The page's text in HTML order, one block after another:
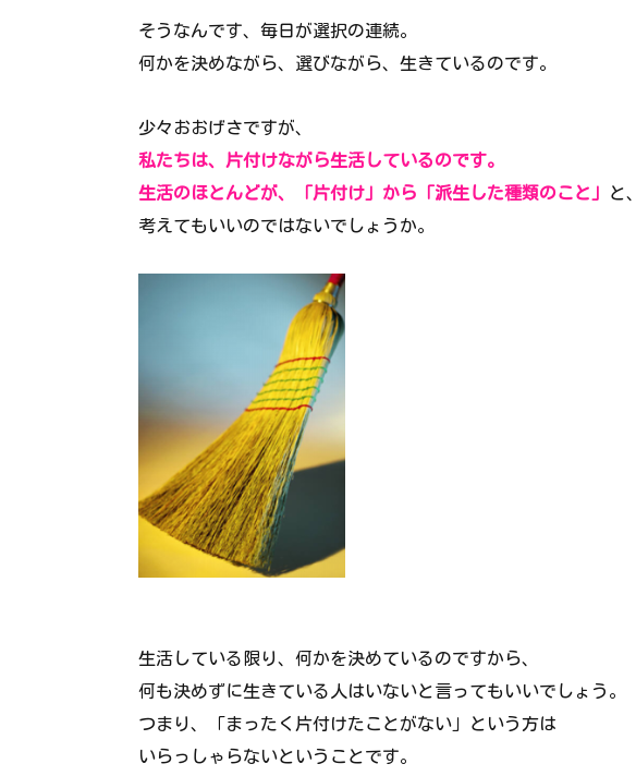
そうなんです、毎日が選択の連続。
何かを決めながら、選びながら、生きているのです。
少々おおげさですが、
私たちは、片付けながら生活しているのです。
生活のほとんどが、「片付け」から「派生した種類のこと」
と、
考えてもいいのではないでしょうか。
生活している限り、何かを決めているのですから、
何も決めずに生きている人はいないと言ってもいいでしょう。
つまり、「まったく片付けたことがない」という方は
いらっしゃらないということです。